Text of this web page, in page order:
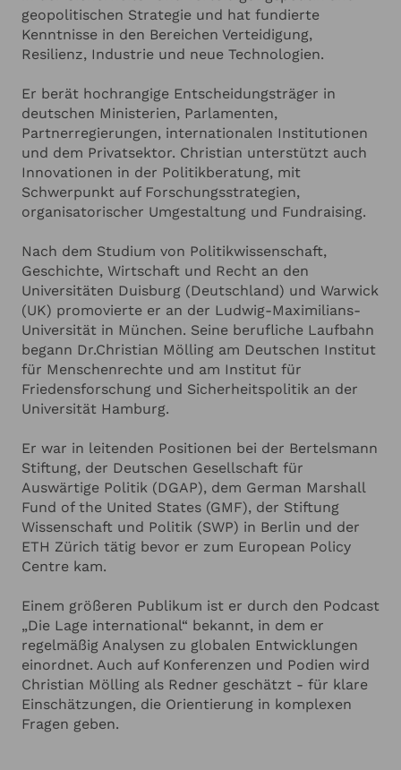
international“ bekannt, in dem er regelmäßig
Analysen zu globalen Entwicklungen einordnet.
Auch auf Konferenzen und Podien wird Christian
Einschätzungen, die Orientierung in komplexen
Fragen geben.
geopolitischen Strategie und hat fundierte
Kenntnisse in den Bereichen Verteidigung,
Resilienz, Industrie und neue Technologien.
Er berät hochrangige Entscheidungsträger in
deutschen Ministerien, Parlamenten,
Partnerregierungen, internationalen Institutionen
und dem Privatsektor. Christian unterstützt auch
Innovationen in der Politikberatung, mit
Schwerpunkt auf Forschungsstrategien,
organisatorischer Umgestaltung und Fundraising.
Nach dem Studium von Politikwissenschaft,
Geschichte, Wirtschaft und Recht an den
Universitäten Duisburg (Deutschland) und Warwick
(UK) promovierte er an der Ludwig-Maximilians-
Universität in München. Seine berufliche Laufbahn
begann Dr.Christian Mölling am Deutschen Institut
für Menschenrechte und am Institut für
Friedensforschung und Sicherheitspolitik an der
Universität Hamburg.
Er war in leitenden Positionen bei der Bertelsmann
Stiftung, der Deutschen Gesellschaft für
Auswärtige Politik (DGAP), dem German Marshall
Fund of the United States (GMF), der Stiftung
Wissenschaft und Politik (SWP) in Berlin und der
ETH Zürich tätig bevor er zum European Policy
Centre kam.
Einem größeren Publikum ist er durch den Podcast
„Die Lage international“ bekannt, in dem er
regelmäßig Analysen zu globalen Entwicklungen
einordnet. Auch auf Konferenzen und Podien wird
Christian Mölling als Redner geschätzt - für klare
Einschätzungen, die Orientierung in komplexen
Fragen geben.
ANGABEN ZU IHRER VERANSTALTUNG Hinzufügen
Ich habe dieDatenschutzerklärungzur Kenntnis genommen.
und für Rückfragen dauerhaft gespeichert werden.*
Ich möchte in regelmässigen Abständen mit dem LSB
Newsletter über Neuigkeiten informiert werden (Das
Newsletter-Abonnement kann jederzeit beendet werden).
Mehr dazu finden Sie in unsererDatenschutzerklärung
Abbrechen
Anfrage absenden